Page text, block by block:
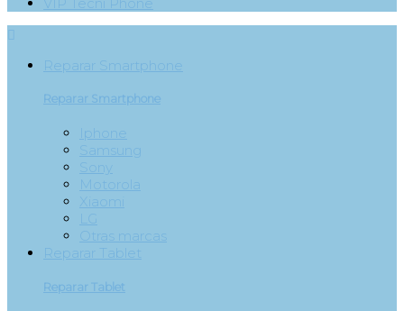

Reparar Smartphone
Reparar Smartphone
Iphone
Samsung
Sony
Motorola
Xiaomi
LG
Otras marcas
Reparar Tablet
Reparar Tablet